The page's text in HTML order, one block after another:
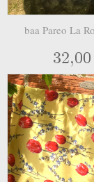
baa Pareo La